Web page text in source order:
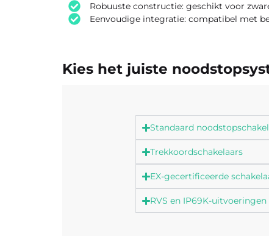
Robuuste constructie: geschikt voor
Eenvoudige integratie: compatibel met
Kies het juiste
Standaard
Trekkoordschakelaars
EX-gecertificeerde
RVS en IP69K-uitvoeringen